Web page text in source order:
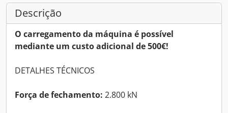
Descrição
O carregamento da máquina é possível
mediante um custo adicional de 500€!
DETALHES TÉCNICOS
Força de fechamento: 2.800 kN